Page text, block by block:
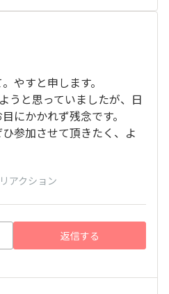
who have expressed the
in the Honolulu Mar
Party, if for any reason
we will need to collect
meeting you in Honolul
やすと申します。
うと思っていましたが、日
にかかれず残念です。
参加させて頂きたく、よ
アクション
返信する